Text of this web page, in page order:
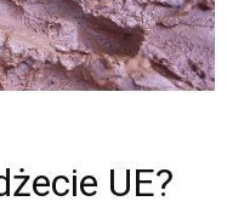
UE?